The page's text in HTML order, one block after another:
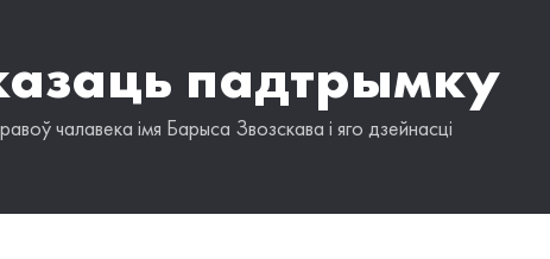
падтрымку
чалавека імя Барыса Звозскава і яго дзейнасці